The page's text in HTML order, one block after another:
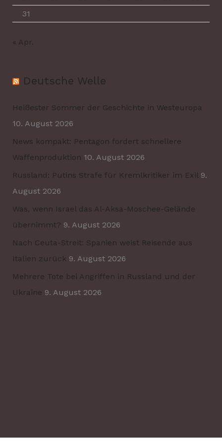
31
« Apr.
Deutsche Welle
Heißester Sommer der Geschichte in Westeuropa
10. August 2026
News kompakt: Pentagon fordert schnellere
Waffenproduktion 10. August 2026
Russland: Putins Strafe für Kremlkritiker im Exil 9.
August 2026
Was, wenn Israel das Al-Aksa-Moschee-Gelände
übernimmt? 9. August 2026
Nach Ceuta-Streit: Spanien weist Reisende aus
Italien zurück 9. August 2026
Mehrere Tote bei Angriffen in Russland und der
Ukraine 9. August 2026